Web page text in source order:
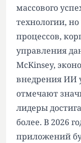
массового
технологии,
процессов,
управления
McKinsey,
внедрения ИИ
отмечают
лидеры
более. В 2026
приложений